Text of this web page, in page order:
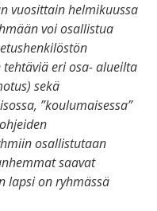
vuosittain helmikuussa
voi osallistua
tehtäviä eri osa- alueilta
sekä
”koulumaisessa”
osallistutaan
saavat
lapsi on ryhmässä